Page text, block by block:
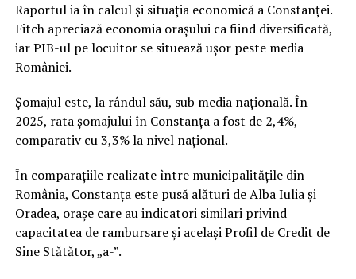
Raportul ia în calcul și situația economică a Constanței.
Fitch apreciază economia orașului ca fiind diversificată,
iar PIB-ul pe locuitor se situează ușor peste media
României.
Șomajul este, la rândul său, sub media națională. În
2025, rata șomajului în Constanța a fost de 2,4%,
comparativ cu 3,3% la nivel național.
În comparațiile realizate între municipalitățile din
România, Constanța este pusă alături de Alba Iulia și
Oradea, orașe care au indicatori similari privind
capacitatea de rambursare și același Profil de Credit de
Sine Stătător, „a-”.